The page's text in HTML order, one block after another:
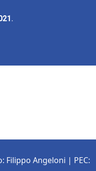
.
Filippo Angeloni | PEC: